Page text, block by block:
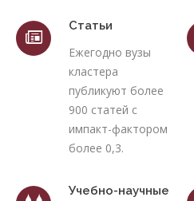
Статьи
Ежегодно вузы
кластера
публикуют более
900 статей с
импакт-фактором
более 0,3.
Учебно-научные